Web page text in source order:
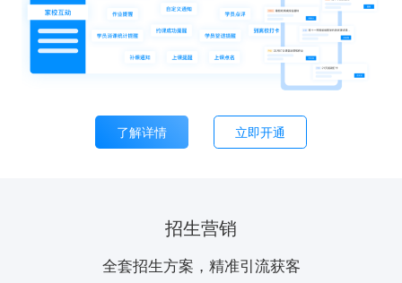
了解详情 立即开通
招生营销
全套招生方案，精准引流获客